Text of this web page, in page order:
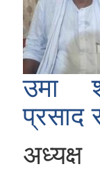
उमा
प्रसाद
अध्यक्ष